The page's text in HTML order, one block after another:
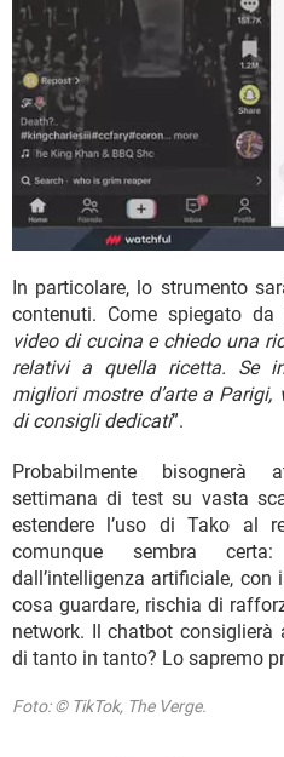
In particolare, lo strumento
contenuti. Come spiegato da
video di cucina e chiedo una
relativi a quella ricetta. Se
migliori mostre d’arte a
di consigli dedicati”.
Probabilmente bisognerà
settimana di test su vasta
estendere l’uso di Tako al
comunque sembra
dall’intelligenza artificiale,
cosa guardare, rischia di
network. Il chatbot consiglierà
di tanto in tanto? Lo sapremo
Foto: © TikTok, The Verge.